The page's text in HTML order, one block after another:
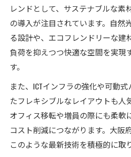
レンドとして、サステナブルな素
の導入が注目されています。自然
る設計や、エコフレンドリーな建
負荷を抑えつつ快適な空間を実現
す。
また、ICTインフラの強化や可動
たフレキシブルなレイアウトも人
オフィス移転や増員の際にも柔軟
コスト削減につながります。大阪
このような最新技術を積極的に取